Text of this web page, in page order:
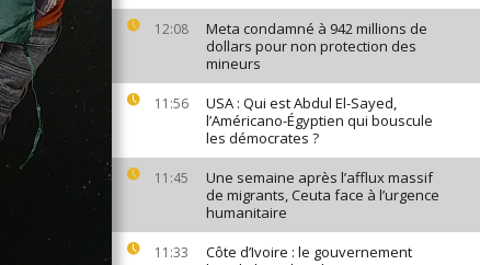
12:08
Meta condamné à 942 millions de
dollars pour non protection des
mineurs
11:56
USA : Qui est Abdul El-Sayed,
l’Américano-Égyptien qui bouscule
les démocrates ?
11:45
Une semaine après l’afflux massif
de migrants, Ceuta face à l’urgence
humanitaire
11:33
Côte d’Ivoire : le gouvernement